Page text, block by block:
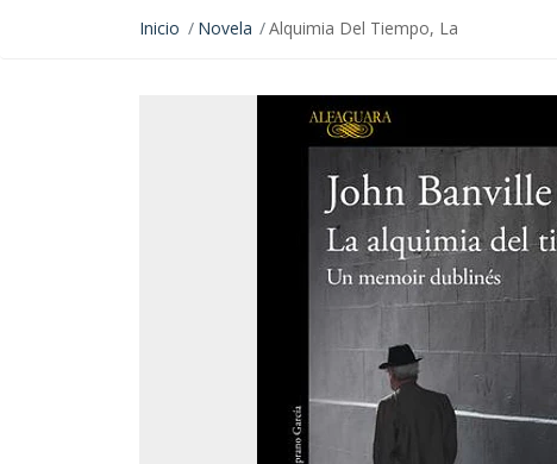
Inicio Novela Alquimia Del Tiempo, La